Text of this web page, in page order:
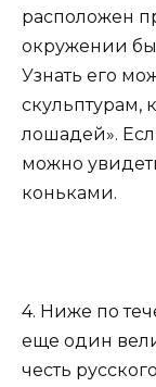
расположен
окружении
Узнать его
скульптурам,
лошадей».
можно
коньками.
4. Ниже по
еще один
честь